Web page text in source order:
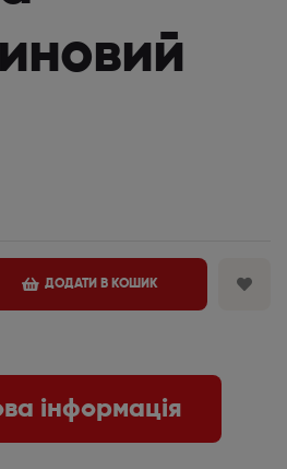
ДОДАТИ В КОШИК
інформація